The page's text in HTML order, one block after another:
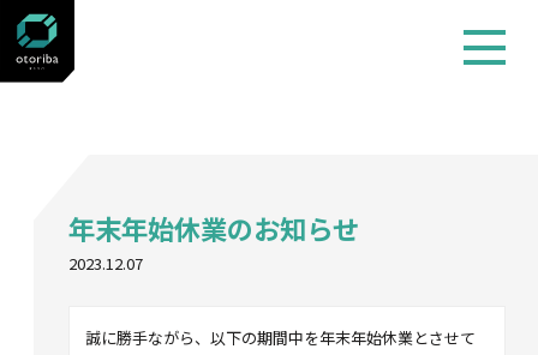
年末年始休業のお知らせ
2023.12.07
誠に勝手ながら、以下の期間中を年末年始休業とさせて